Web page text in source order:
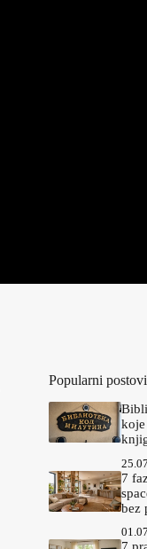
Popularni postovi
7
bez